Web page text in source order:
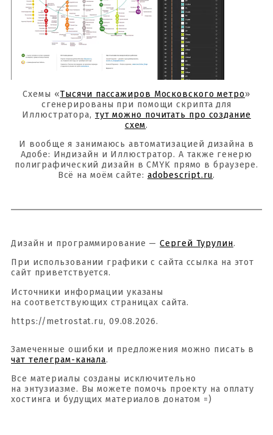
Схемы «Тысячи пассажиров Московского метро»
сгенерированы при помощи скрипта для
Иллюстратора, тут можно почитать про создание
схем.
И вообще я занимаюсь автоматизацией дизайна в
Адобе: Индизайн и Иллюстратор. А также генерю
полиграфический дизайн в CMYK прямо в браузере.
Всё на моём сайте: adobescript.ru.
Дизайн и программирование —Сергей Турулин.
При использовании графики с сайта ссылка на этот
сайт приветствуется.
Источники информации указаны
на соответствующих страницах сайта.
https://metrostat.ru, 09.08.2026.
Замеченные ошибки и предложения можно писать в
чат телеграм-канала.
Все материалы созданы исключительно
на энтузиазме. Вы можете помочь проекту на оплату
хостинга и будущих материалов донатом =)